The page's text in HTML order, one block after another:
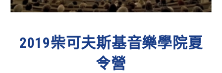
2019柴可夫斯基音樂學院夏
令營